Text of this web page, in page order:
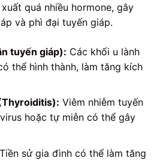
quá nhiều hormone, gây
và phì đại tuyến giáp.
tuyến giáp): Các khối u lành
thể hình thành, làm tăng kích
Viêm nhiễm tuyến
hoặc tự miễn có thể gây
Tiền sử gia đình có thể làm tăng